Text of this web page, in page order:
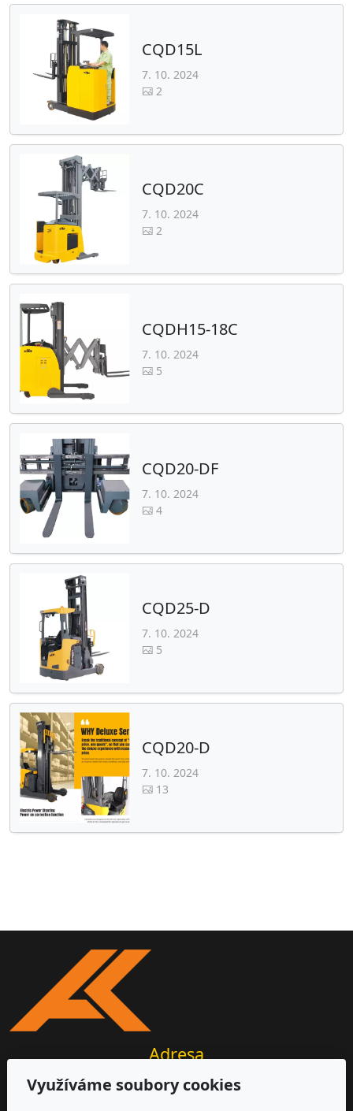
CQD15L
7. 10. 2024
2
CQD20C
7. 10. 2024
2
CQDH15-18C
7. 10. 2024
5
CQD20-DF
7. 10. 2024
4
CQD25-D
7. 10. 2024
5
CQD20-D
7. 10. 2024
13
Adresa
AKIR s.r.o.
Využíváme soubory cookies